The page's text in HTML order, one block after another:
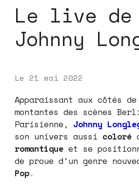
Le live de
Johnny
Le 21 mai 2022
Apparaissant aux côtés
montantes des scènes
Parisienne, Johnny
son univers aussi coloré
romantique et se
de proue d’un genre
Pop.